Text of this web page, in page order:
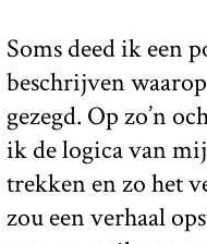
Soms deed ik een
beschrijven
gezegd. Op zo’n
ik de logica van
trekken en zo het
zou een verhaal